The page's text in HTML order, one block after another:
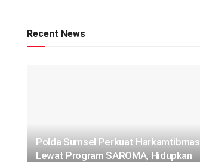
Recent News
Polda Sumsel Perkuat Harkamtibmas
Lewat Program SAROMA, Hidupkan